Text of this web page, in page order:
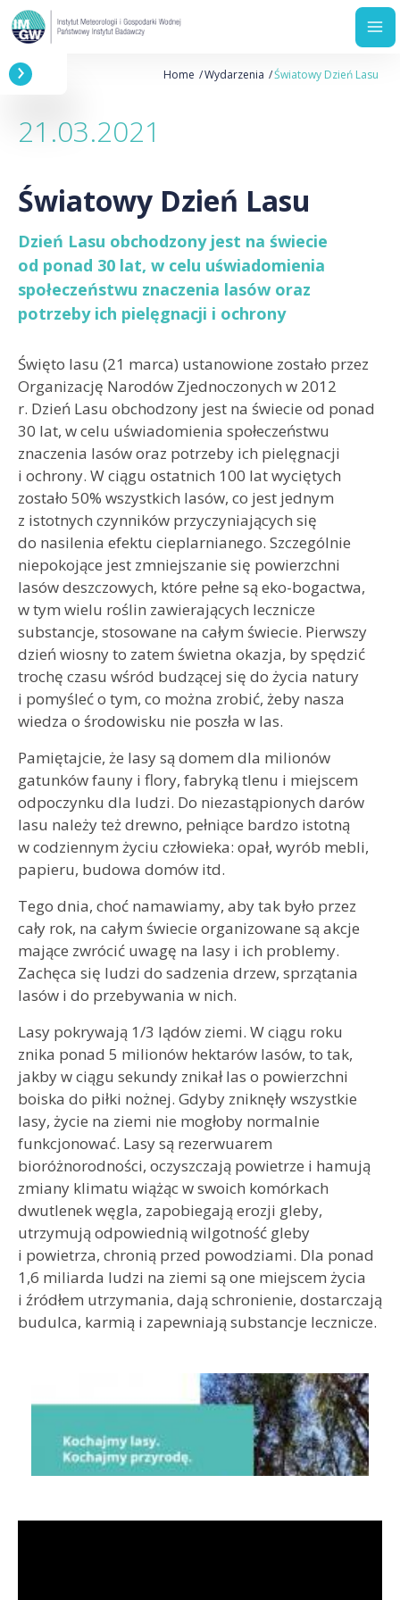
Przejdź
do
Ścieżka
nawigacyjna
Home Wydarzenia Światowy Dzień Lasu
21.03.2021
Światowy Dzień Lasu
Dzień Lasu obchodzony jest na świecie
od ponad 30 lat, w celu uświadomienia
społeczeństwu znaczenia lasów oraz
potrzeby ich pielęgnacji i ochrony
Święto lasu (21 marca) ustanowione zostało przez
Organizację Narodów Zjednoczonych w 2012
r. Dzień Lasu obchodzony jest na świecie od ponad
30 lat, w celu uświadomienia społeczeństwu
znaczenia lasów oraz potrzeby ich pielęgnacji
i ochrony. W ciągu ostatnich 100 lat wyciętych
zostało 50% wszystkich lasów, co jest jednym
z istotnych czynników przyczyniających się
do nasilenia efektu cieplarnianego. Szczególnie
niepokojące jest zmniejszanie się powierzchni
lasów deszczowych, które pełne są eko-bogactwa,
w tym wielu roślin zawierających lecznicze
substancje, stosowane na całym świecie. Pierwszy
dzień wiosny to zatem świetna okazja, by spędzić
trochę czasu wśród budzącej się do życia natury
i pomyśleć o tym, co można zrobić, żeby nasza
wiedza o środowisku nie poszła w las.
Pamiętajcie, że lasy są domem dla milionów
gatunków fauny i flory, fabryką tlenu i miejscem
odpoczynku dla ludzi. Do niezastąpionych darów
lasu należy też drewno, pełniące bardzo istotną
w codziennym życiu człowieka: opał, wyrób mebli,
papieru, budowa domów itd.
Tego dnia, choć namawiamy, aby tak było przez
cały rok, na całym świecie organizowane są akcje
mające zwrócić uwagę na lasy i ich problemy.
Zachęca się ludzi do sadzenia drzew, sprzątania
lasów i do przebywania w nich.
Lasy pokrywają 1/3 lądów ziemi. W ciągu roku
znika ponad 5 milionów hektarów lasów, to tak,
jakby w ciągu sekundy znikał las o powierzchni
boiska do piłki nożnej. Gdyby zniknęły wszystkie
lasy, życie na ziemi nie mogłoby normalnie
funkcjonować. Lasy są rezerwuarem
bioróżnorodności, oczyszczają powietrze i hamują
zmiany klimatu wiążąc w swoich komórkach
dwutlenek węgla, zapobiegają erozji gleby,
utrzymują odpowiednią wilgotność gleby
i powietrza, chronią przed powodziami. Dla ponad
1,6 miliarda ludzi na ziemi są one miejscem życia
i źródłem utrzymania, dają schronienie, dostarczają
budulca, karmią i zapewniają substancje lecznicze.